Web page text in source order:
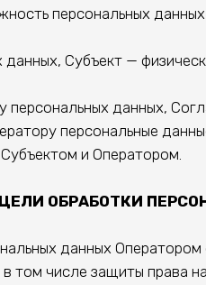
персональных
данных, Субъект —
персональных данных,
персональные
и Оператором.
ОБРАБОТКИ
данных
том числе защиты права